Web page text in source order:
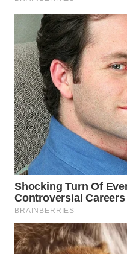
WN
MADURA
WN
SURABAYA
WN
NATUNA
WN
BINTAN
MANDALIKA